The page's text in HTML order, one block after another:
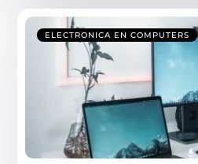
ELECTRONICA EN COMPUTERS